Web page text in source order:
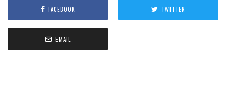
FACEBOOK TWITTER
EMAIL